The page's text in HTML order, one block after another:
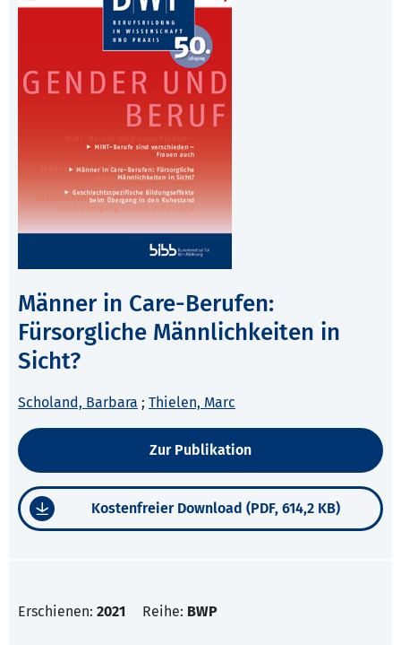
Männer in Care-Berufen:
Fürsorgliche Männlichkeiten in
Sicht?
Scholand, Barbara ; Thielen, Marc
Zur Publikation
Kostenfreier Download (PDF, 614,2 KB)
Erschienen: 2021 Reihe: BWP